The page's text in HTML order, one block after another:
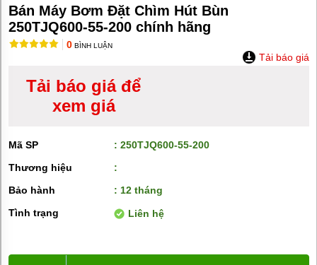
BƠM
THỰC
PHẨM
HÚT
THÙNG
NGHIỆP
DẦU
NHIỆT
THÙNG
Bán Máy Bơm Đặt Chìm Hút Bùn
250TJQ600-55-200 chính hãng
0 BÌNH LUẬN
Tải báo giá
Tải báo giá để
xem giá
Mã SP
: 250TJQ600-55-200
Thương hiệu
:
Bảo hành
: 12 tháng
Tình trạng
Liên hệ